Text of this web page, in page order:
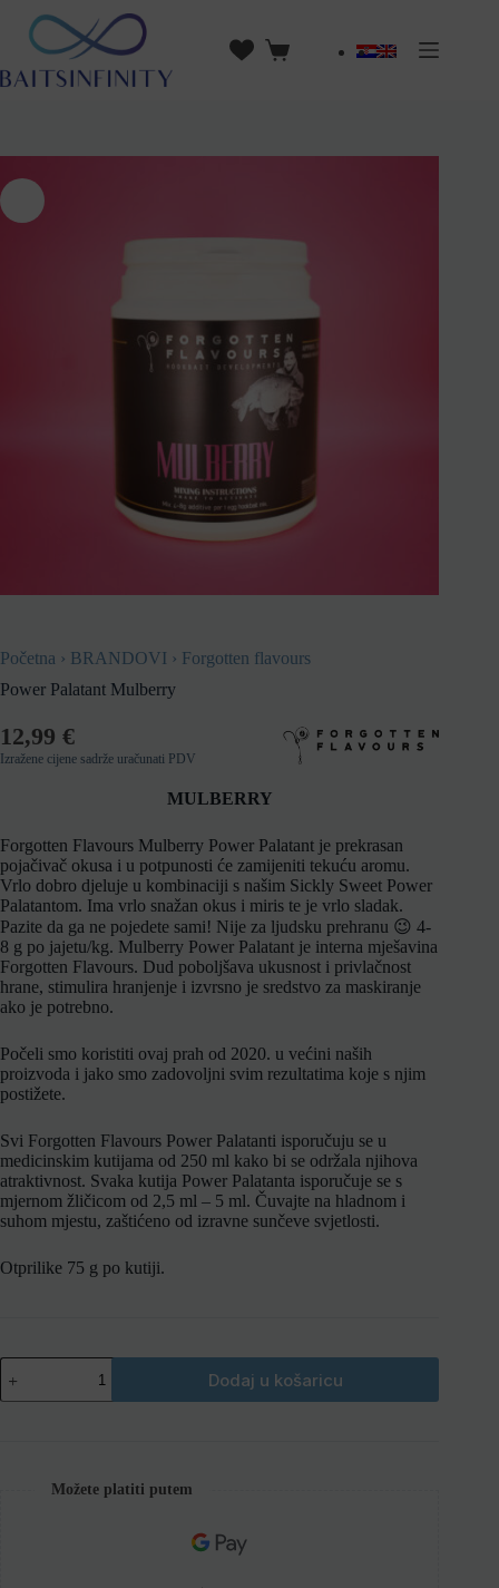
Početna › BRANDOVI › Forgotten flavours
Power Palatant Mulberry
12,99 €
Izražene cijene sadrže uračunati PDV
MULBERRY
Forgotten Flavours Mulberry Power Palatant je prekrasan
pojačivač okusa i u potpunosti će zamijeniti tekuću aromu.
Vrlo dobro djeluje u kombinaciji s našim Sickly Sweet Power
Palatantom. Ima vrlo snažan okus i miris te je vrlo sladak.
Pazite da ga ne pojedete sami! Nije za ljudsku prehranu 😉 4-
8 g po jajetu/kg. Mulberry Power Palatant je interna mješavina
Forgotten Flavours. Dud poboljšava ukusnost i privlačnost
hrane, stimulira hranjenje i izvrsno je sredstvo za maskiranje
ako je potrebno.
Počeli smo koristiti ovaj prah od 2020. u većini naših
proizvoda i jako smo zadovoljni svim rezultatima koje s njim
postižete.
Svi Forgotten Flavours Power Palatanti isporučuju se u
medicinskim kutijama od 250 ml kako bi se održala njihova
atraktivnost. Svaka kutija Power Palatanta isporučuje se s
mjernom žličicom od 2,5 ml – 5 ml. Čuvajte na hladnom i
suhom mjestu, zaštićeno od izravne sunčeve svjetlosti.
Otprilike 75 g po kutiji.
Dodaj u košaricu
Možete platiti putem